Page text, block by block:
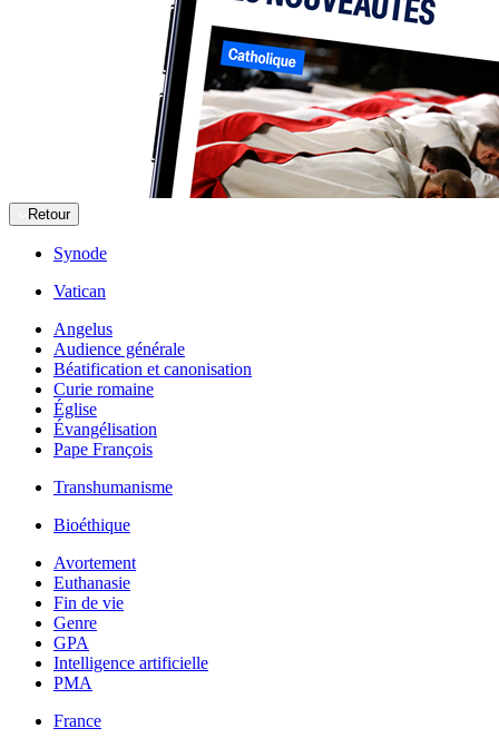
Retour
Synode
Vatican
Angelus
Audience générale
Béatification et canonisation
Curie romaine
Église
Évangélisation
Pape François
Transhumanisme
Bioéthique
Avortement
Euthanasie
Fin de vie
Genre
GPA
Intelligence artificielle
PMA
France